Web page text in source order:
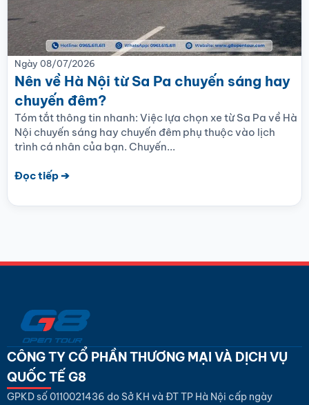
Ngày 08/07/2026
Nên về Hà Nội từ Sa Pa chuyến sáng hay
chuyến đêm?
Tóm tắt thông tin nhanh: Việc lựa chọn xe từ Sa Pa về Hà
Nội chuyến sáng hay chuyến đêm phụ thuộc vào lịch
trình cá nhân của bạn. Chuyến...
Đọc tiếp ➔
CÔNG TY CỔ PHẦN THƯƠNG MẠI VÀ DỊCH VỤ
QUỐC TẾ G8
GPKD số 0110021436 do Sở KH và ĐT TP Hà Nội cấp ngày